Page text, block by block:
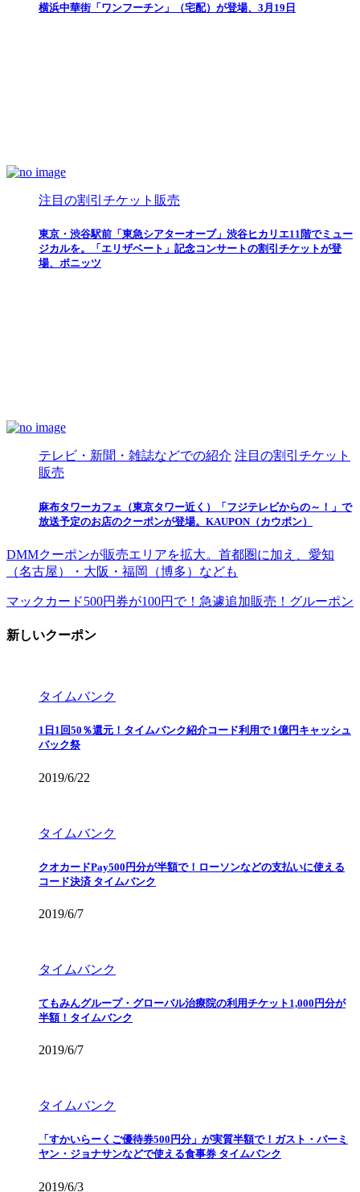
横浜中華街「ワンフーチン」（宅配）が登場、3月19日
注目の割引チケット販売
東京・渋谷駅前「東急シアターオーブ」渋谷ヒカリエ11階でミュー
ジカルを。「エリザベート」記念コンサートの割引チケットが登
場、ポニッツ
テレビ・新聞・雑誌などでの紹介 注目の割引チケット
販売
麻布タワーカフェ（東京タワー近く）「フジテレビからの～！」で
放送予定のお店のクーポンが登場。KAUPON（カウポン）
DMMクーポンが販売エリアを拡大。首都圏に加え、愛知
（名古屋）・大阪・福岡（博多）なども
マックカード500円券が100円で！急遽追加販売！グルーポン
新しいクーポン
タイムバンク
1日1回50％還元！タイムバンク紹介コード利用で 1億円キャッシュ
バック祭
2019/6/22
タイムバンク
クオカードPay500円分が半額で！ローソンなどの支払いに使える
コード決済 タイムバンク
2019/6/7
タイムバンク
てもみんグループ・グローバル治療院の利用チケット1,000円分が
半額！タイムバンク
2019/6/7
タイムバンク
「すかいらーくご優待券500円分」が実質半額で！ガスト・バーミ
ヤン・ジョナサンなどで使える食事券 タイムバンク
2019/6/3